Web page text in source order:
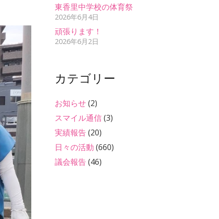
東香里中学校の体育祭
2026年6月4日
頑張ります！
2026年6月2日
カテゴリー
お知らせ(2)
スマイル通信(3)
実績報告(20)
日々の活動 (660)
議会報告(46)